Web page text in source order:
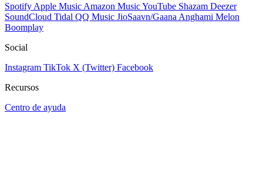
Spotify Apple Music Amazon MusicYouTube Shazam Deezer
SoundCloud Tidal QQ Music JioSaavn/Gaana Anghami Melon
Boomplay
Social
Instagram TikTok X (Twitter) Facebook
Recursos
Centro de ayuda